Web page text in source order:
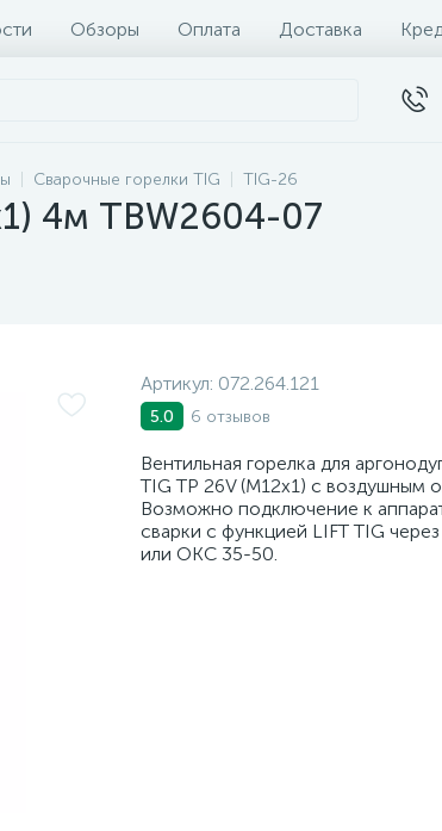
Обзоры Оплата Доставка
Сварочные горелки TIG TIG-26
4м TBW2604-07
Артикул: 072.264.121
5.0 6 отзывов
Вентильная горелка для
TIG TP 26V (М12х1) с воздушным
Возможно подключение к
сварки с функцией LIFT TIG
или ОКС 35-50.